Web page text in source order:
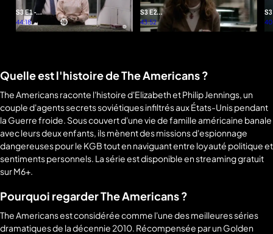
S3 E1 -
Développement
personnel
44:18
S3 E2 -
Bagages
43:52
Quelle est l'histoire de The Americans ?
The Americans raconte l'histoire d'Elizabeth et Philip Jennings, un
couple d'agents secrets soviétiques infiltrés aux États-Unis pendant
la Guerre froide. Sous couvert d'une vie de famille américaine banale
avec leurs deux enfants, ils mènent des missions d'espionnage
dangereuses pour le KGB tout en naviguant entre loyauté politique et
sentiments personnels. La série est disponible en streaming gratuit
sur M6+.
Pourquoi regarder The Americans ?
The Americans est considérée comme l'une des meilleures séries
dramatiques de la décennie 2010. Récompensée par un Golden